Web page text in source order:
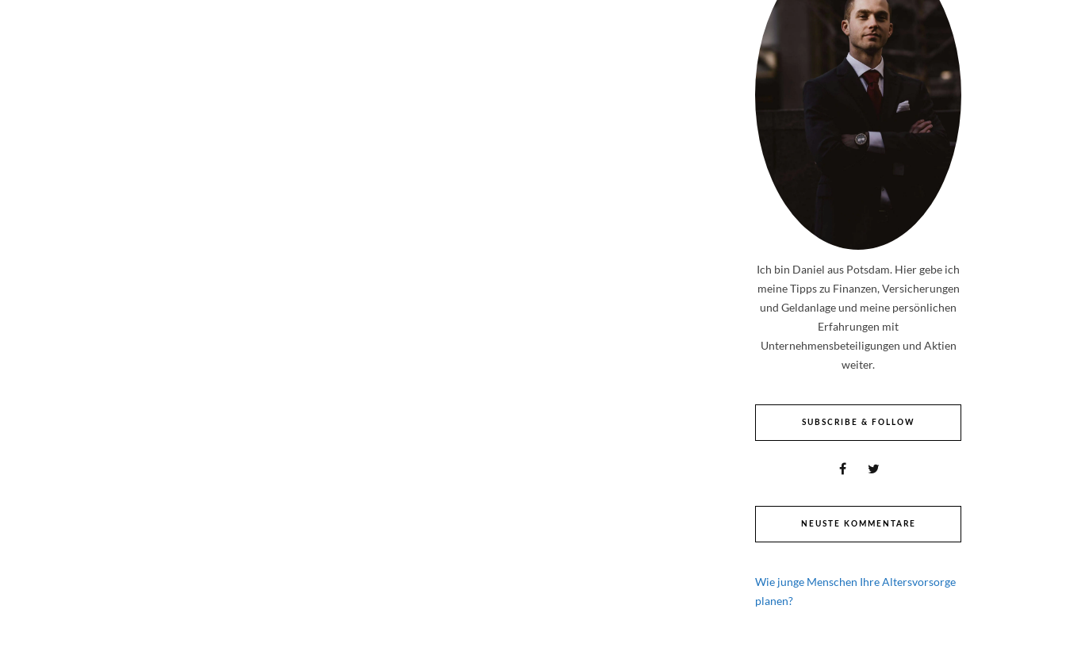
Ich bin Daniel aus Potsdam. Hier gebe ich
meine Tipps zu Finanzen, Versicherungen
und Geldanlage und meine persönlichen
Erfahrungen mit
Unternehmensbeteiligungen und Aktien
weiter.
SUBSCRIBE & FOLLOW
NEUSTE KOMMENTARE
Wie junge Menschen Ihre Altersvorsorge
planen?